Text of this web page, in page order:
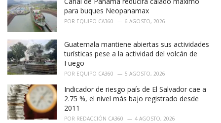
para buques Neopanamax
POR EQUIPO CA360 6 AGOSTO, 2026
Guatemala mantiene abiertas sus actividades
turísticas pese a la actividad del volcán de
Fuego
POR EQUIPO CA360 5 AGOSTO, 2026
Indicador de riesgo país de El Salvador cae a
2.75 %, el nivel más bajo registrado desde
2011
POR REDACCIÓN CA360 4 AGOSTO, 2026